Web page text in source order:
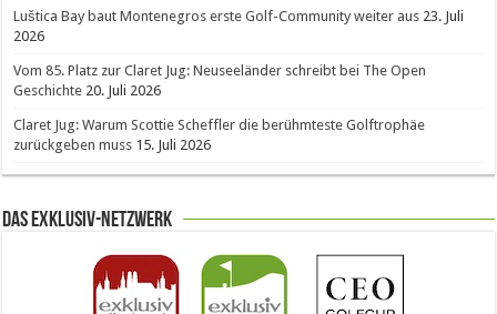
Luštica Bay baut Montenegros erste Golf-Community weiter aus 23. Juli
2026
Vom 85. Platz zur Claret Jug: Neuseeländer schreibt bei The Open
Geschichte 20. Juli 2026
Claret Jug: Warum Scottie Scheffler die berühmteste Golftrophäe
zurückgeben muss 15. Juli 2026
Das Exklusiv-Netzwerk